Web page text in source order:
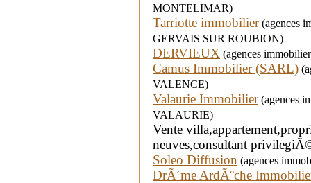
MONTELIMAR)
Tarriotte immobilier(agences
GERVAIS SUR ROUBION)
DERVIEUX (agences
Camus Immobilier (SARL)
VALENCE)
Valaurie Immobilier(agences
VALAURIE)
Vente
neuves,consultant
Soleo Diffusion (agences
DrÃ´me ArdÃ¨che